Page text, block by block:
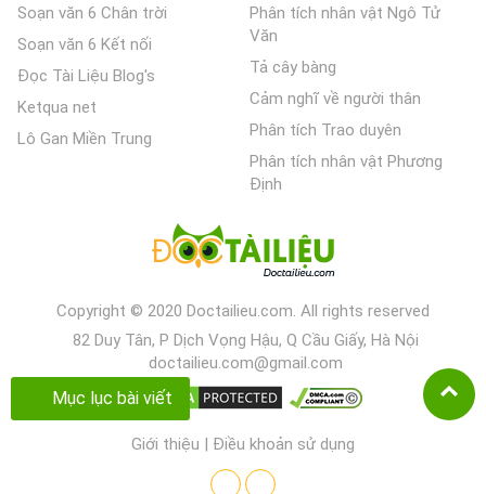
Mục lục bài viết
Soạn văn 6 Chân trời
Soạn văn 6 Kết nối
Đọc Tài Liệu Blog's
Ketqua net
Lô Gan Miền Trung
Phân tích nhân vật Ngô Tử
Văn
Tả cây bàng
Cảm nghĩ về người thân
Phân tích Trao duyên
Phân tích nhân vật Phương
Định
Copyright © 2020 Doctailieu.com. All rights reserved
82 Duy Tân, P Dịch Vọng Hậu, Q Cầu Giấy, Hà Nội
doctailieu.com@gmail.com
Giới thiệu | Điều khoản sử dụng